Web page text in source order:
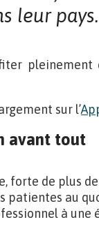
leur pays.
pleinement
sur l’
avant tout
forte de plus
patientes au
à une